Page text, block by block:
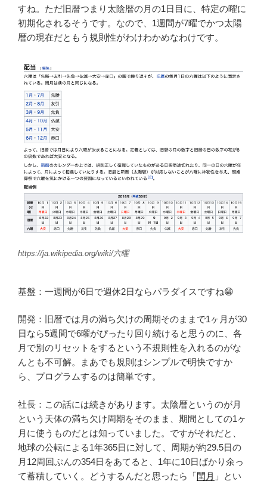
すね。ただ旧暦つまり太陰暦の月の1日目に、特定の曜に
初期化されるそうです。なので、1週間が7曜でかつ太陽
暦の現在だともう規則性がわけわかめなわけです。
https://ja.wikipedia.org/wiki/六曜
基盤：一週間が6日で週休2日ならパラダイスですね😁
開発：旧暦では月の満ち欠けの周期そのままで1ヶ月が30
日なら5週間で6曜がぴったり回り続けると思うのに、各
月で別のリセットをするという不規則性を入れるのがな
んとも不可解。まあでも規則はシンプルで明快ですか
ら、プログラムするのは簡単です。
社長：この話には続きがあります。太陰暦というのが月
という天体の満ち欠け周期をそのまま、期間としての1ヶ
月に使うものだとは知っていました。ですがそれだと、
地球の公転による1年365日に対して、周期が約29.5日の
月12周回ぶんの354日をあてると、1年に10日ばかり余っ
て蓄積していく。どうするんだと思ったら「閏月 」とい